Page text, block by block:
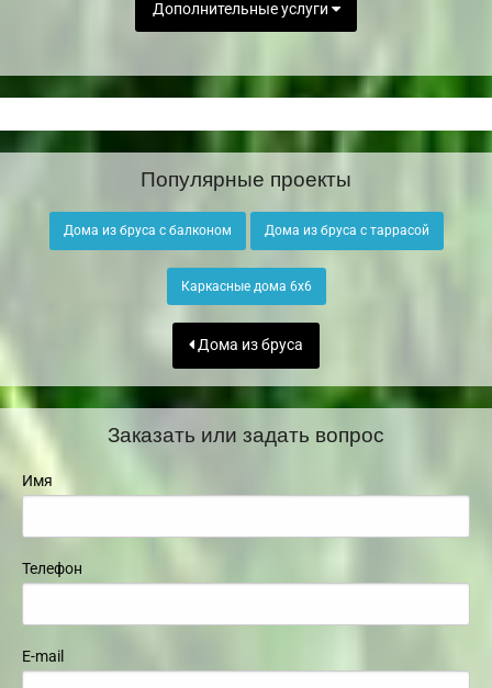
Дополнительные услуги
Популярные проекты
Дома из бруса с балконом Дома из бруса с таррасой
Каркасные дома 6х6
Дома из бруса
Заказать или задать вопрос
Имя
Телефон
E-mail